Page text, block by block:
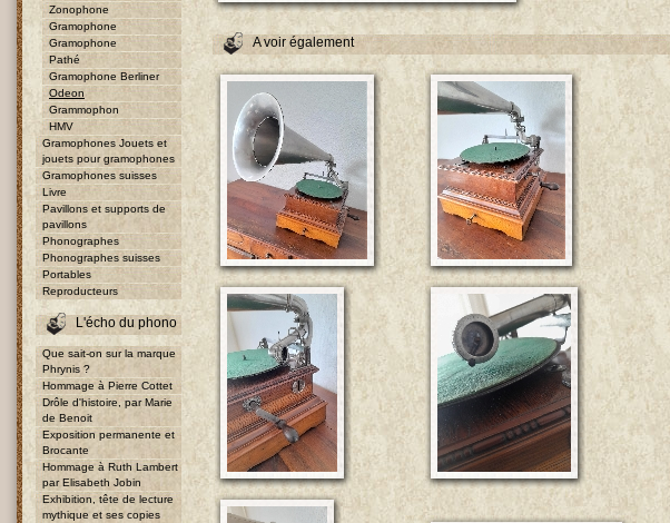
Zonophone
Gramophone
Gramophone
Pathé
Gramophone Berliner
Odeon
Grammophon
HMV
Gramophones Jouets et
jouets pour gramophones
Gramophones suisses
Livre
Pavillons et supports de
pavillons
Phonographes
Phonographes suisses
Portables
Reproducteurs
L'écho du phono
Que sait-on sur la marque
Phrynis ?
Hommage à Pierre Cottet
Drôle d'histoire, par Marie
de Benoit
Exposition permanente et
Brocante
Hommage à Ruth Lambert
par Elisabeth Jobin
Exhibition, tête de lecture
mythique et ses copies
A voir également